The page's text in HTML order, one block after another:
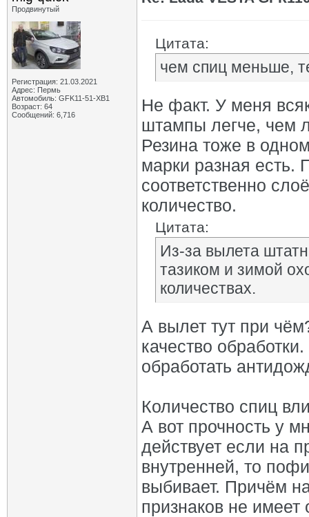
Продвинутый
Регистрация: 21.03.2021
Адрес: Пермь
Автомобиль: GFK11-51-ХВ1
Возраст: 64
Сообщений: 6,716
Цитата:
чем спиц меньше,
Не факт. У меня
штампы легче, чем
Резина тоже в
марки разная есть.
соответственно
количество.
Цитата:
Из-за вылета
тазиком и зимой
количествах.
А вылет тут при
качество
обработать
Количество спиц
А вот прочность у
действует если на
внутренней, то
выбивает. Причём
признаков не имеет